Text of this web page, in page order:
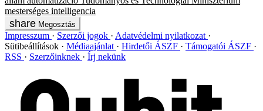
mesterséges intelligencia
Megosztás
Impresszum Szerzői jogok
Adatvédelmi nyilatkozat
Sütibeállítások
Médiaajánlat Hirdetői ÁSZF
Támogatói ÁSZF
RSS
Szerzőinknek Írj nekünk